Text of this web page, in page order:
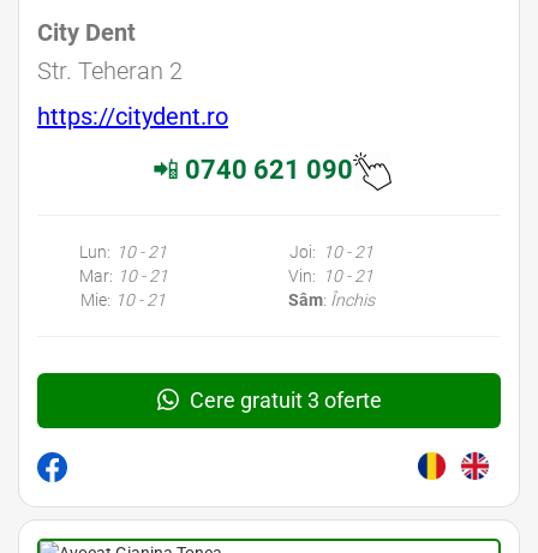
City Dent
Str. Teheran 2
https://citydent.ro
📲 0740 621 090
Lun: 10 - 21
Mar: 10 - 21
Mie: 10 - 21
Joi:
10 - 21
Vin:
10 - 21
Sâm: Închis
Cere gratuit 3 oferte